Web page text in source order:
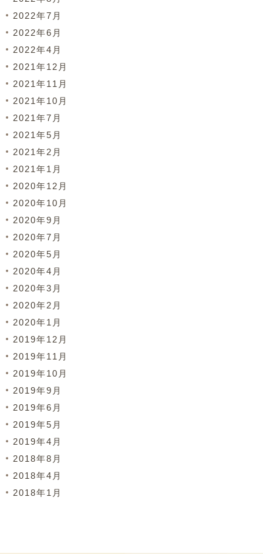
2022年7月
2022年6月
2022年4月
2021年12月
2021年11月
2021年10月
2021年7月
2021年5月
2021年2月
2021年1月
2020年12月
2020年10月
2020年9月
2020年7月
2020年5月
2020年4月
2020年3月
2020年2月
2020年1月
2019年12月
2019年11月
2019年10月
2019年9月
2019年6月
2019年5月
2019年4月
2018年8月
2018年4月
2018年1月